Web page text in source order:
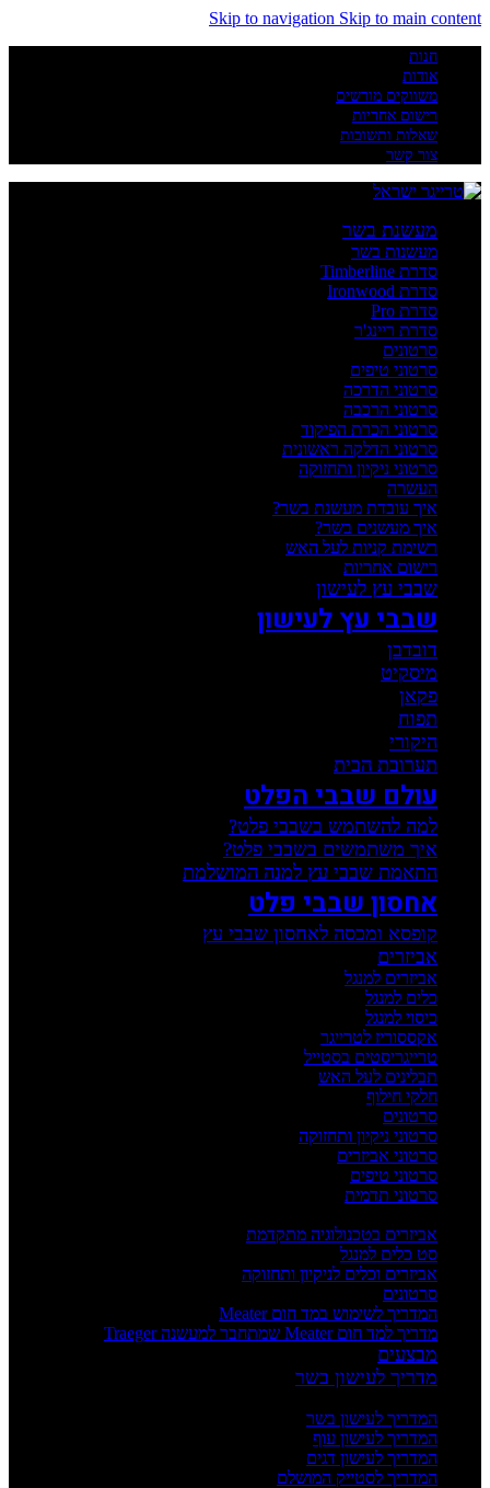
Skip to navigation Skip to main content
חנות
אודות
משווקים מורשים
רישום אחריות
שאלות ותשובות
צור קשר
מעשנת בשר
מעשנות בשר
סדרת Timberline
סדרת Ironwood
סדרת Pro
סדרת ריינג'ר
סרטונים
סרטוני טיפים
סרטוני הדרכה
סרטוני הרכבה
סרטוני הכרת הפיקוד
סרטוני הדלקה ראשונית
סרטוני ניקיון ותחזוקה
העשרה
איך עובדת מעשנת בשר?
איך מעשנים בשר?
רשימת קניות לעל האש
רישום אחריות
שבבי עץ לעישון
שבבי עץ לעישון
דובדבן
מיסקיט
פקאן
תפוח
היקורי
תערובת הבית
עולם שבבי הפלט
למה להשתמש בשבבי פלט?
איך משתמשים בשבבי פלט?
התאמת שבבי עץ למנה המושלמת
אחסון שבבי פלט
קופסא ומכסה לאחסון שבבי עץ
אביזרים
אביזרים למנגל
כלים למנגל
כיסוי למנגל
אקססוריז לטרייגר
טרייגריסטים בסטייל
תבלינים לעל האש
חלקי חילוף
סרטונים
סרטוני ניקיון ותחזוקה
סרטוני אביזרים
סרטוני טיפים
סרטוני תדמית
אביזרים בטכנולוגיה מתקדמת
סט כלים למנגל
אביזרים וכלים לניקיון ותחזוקה
סרטונים
המדריך לשימוש במד חום Meater
מדריך למד חום Meater שמתחבר למעשנה Traeger
מבצעים
מדריך לעישון בשר
המדריך לעישון בשר
המדריך לעישון עוף
המדריך לעישון דגים
המדריך לסטייק המושלם